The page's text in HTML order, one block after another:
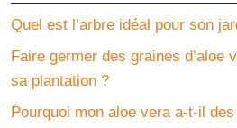
Quel est l’arbre idéal pour son
Faire germer des graines d’aloe
sa plantation ?
Pourquoi mon aloe vera a-t-il